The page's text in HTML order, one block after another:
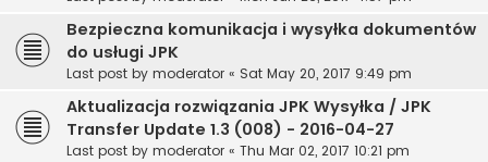
Bezpieczna komunikacja i wysyłka dokumentów
do usługi JPK
Last post by moderator « Sat May 20, 2017 9:49 pm
Aktualizacja rozwiązania JPK Wysyłka / JPK
Transfer Update 1.3 (008) - 2016-04-27
Last post by moderator « Thu Mar 02, 2017 10:21 pm